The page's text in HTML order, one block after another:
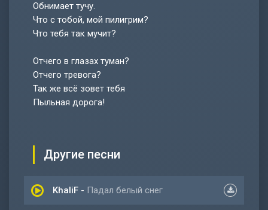
Обнимает тучу.
Что с тобой, мой пилигрим?
Что тебя так мучит?
Отчего в глазах туман?
Отчего тревога?
Так же всё зовет тебя
Пыльная дорога!
Другие песни
KhaliF - Падал белый снег